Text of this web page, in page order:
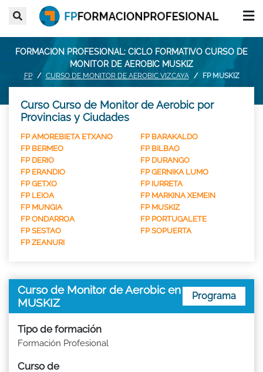
FORMACION PROFESIONAL: CICLO FORMATIVO CURSO DE
MONITOR DE AEROBIC MUSKIZ
FP CURSO DE MONITOR DE AEROBIC VIZCAYA FP MUSKIZ
Curso Curso de Monitor de Aerobic por
Provincias y Ciudades
FP AMOREBIETA ETXANO
FP BARAKALDO
FP BERMEO
FP BILBAO
FP DERIO
FP DURANGO
FP ERANDIO
FP GERNIKA LUMO
FP GETXO
FP IURRETA
FP LEIOA
FP MARKINA XEMEIN
FP MUNGIA
FP MUSKIZ
FP ONDARROA
FP PORTUGALETE
FP SESTAO
FP SOPUERTA
FP ZEANURI
Curso de Monitor de Aerobic en
MUSKIZ
Programa
Tipo de formación
Formación Profesional
Curso de